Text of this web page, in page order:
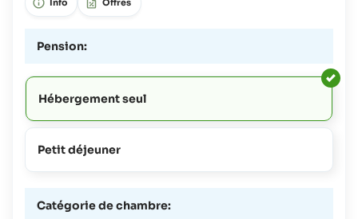
Info Offres
Pension:
Hébergement seul
Petit déjeuner
Catégorie de chambre: